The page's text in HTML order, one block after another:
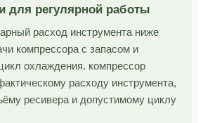
для регулярной работы
расход инструмента ниже
компрессора с запасом и
охлаждения. компрессор
расходу инструмента,
ресивера и допустимому циклу